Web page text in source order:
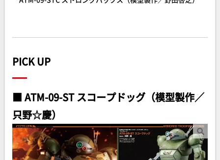
PICK UP
■ ATM-09-ST スコープドッグ（模型製作／
只野☆慶）